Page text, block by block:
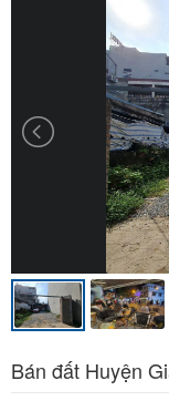
Bán đất Huyện